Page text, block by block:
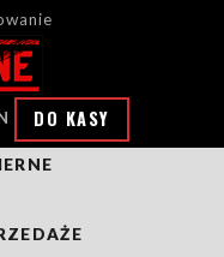
DO KASY